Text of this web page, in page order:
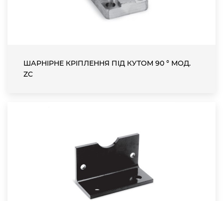
ШАРНІРНЕ КРІПЛЕННЯ ПІД КУТОМ 90 ° МОД.
ZC